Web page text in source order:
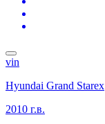
vin
Hyundai Grand Starex
2010 г.в.